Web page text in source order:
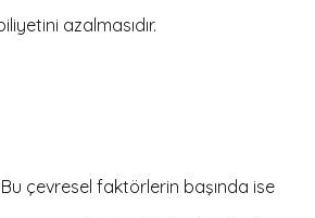
azalmasıdır.
çevresel faktörlerin başında ise